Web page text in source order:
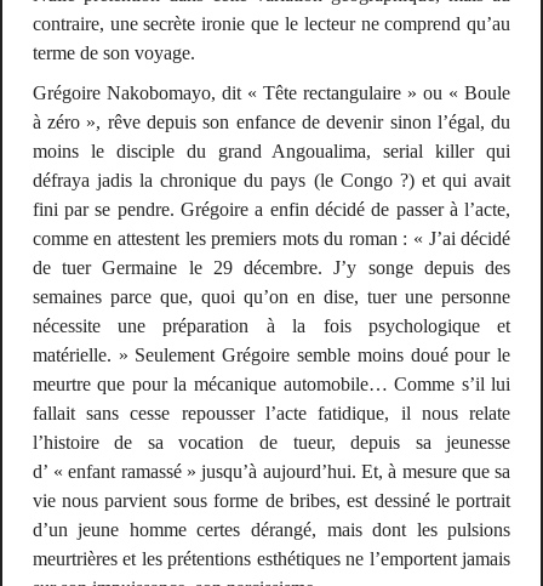
contraire, une secrète ironie que le lecteur ne comprend qu’au
terme de son voyage.
Grégoire Nakobomayo, dit « Tête rectangulaire » ou « Boule
à zéro », rêve depuis son enfance de devenir sinon l’égal, du
moins le disciple du grand Angoualima,serial killerqui
défraya jadis la chronique du pays (le Congo ?) et qui avait
fini par se pendre. Grégoire a enfin décidé de passer à l’acte,
comme en attestent les premiers mots du roman : « J’ai décidé
de tuer Germaine le 29 décembre. J’y songe depuis des
semaines parce que, quoi qu’on en dise, tuer une personne
nécessite une préparation à la fois psychologique et
matérielle. » Seulement Grégoire semble moins doué pour le
meurtre que pour la mécanique automobile… Comme s’il lui
fallait sans cesse repousser l’acte fatidique, il nous relate
l’histoire de sa vocation de tueur, depuis sa jeunesse
d’ « enfant ramassé » jusqu’à aujourd’hui. Et, à mesure que sa
vie nous parvient sous forme de bribes, est dessiné le portrait
d’un jeune homme certes dérangé, mais dont les pulsions
meurtrières et les prétentions esthétiques ne l’emportent jamais